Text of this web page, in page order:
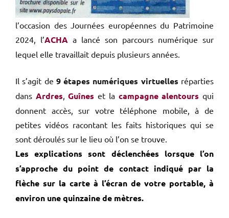
l’occasion des Journées européennes du Patrimoine
2024, l’ACHA a lancé son parcours numérique sur
lequel elle travaillait depuis plusieurs années.
Il s’agit de 9 étapes numériques virtuelles réparties
dans Ardres ,Guînes et la campagne alentours qui
donnent accès, sur votre téléphone mobile, à de
petites vidéos racontant les faits historiques qui se
sont déroulés sur le lieu où l’on se trouve.
Les explications sont déclenchées lorsque l’on
s’approche du point de contact indiqué par la
flèche sur la carte à l’écran de votre portable, à
environ une quinzaine de mètres.